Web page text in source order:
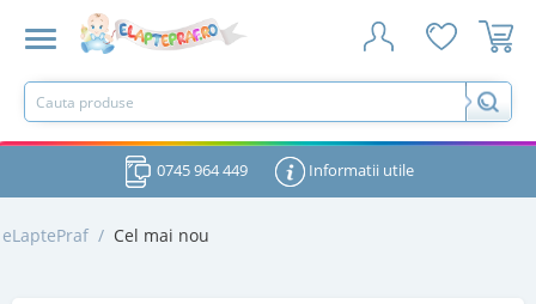
0745 964 449 Informatii utile
eLaptePraf / Cel mai nou